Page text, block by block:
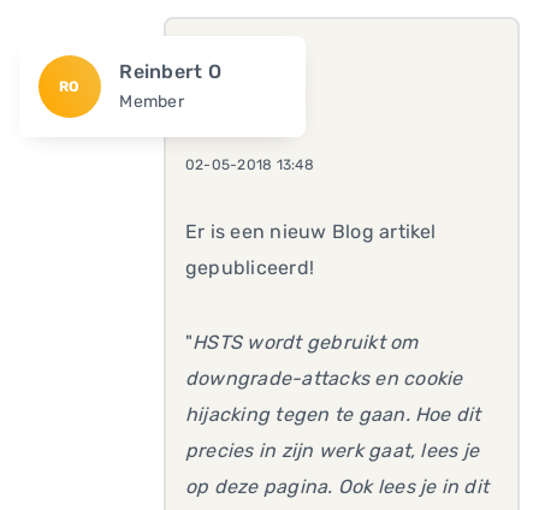
RO
Reinbert O
Member
02-05-2018 13:48
Er is een nieuw Blog artikel
gepubliceerd!
"HSTS wordt gebruikt om
downgrade-attacks en cookie
hijacking tegen te gaan. Hoe dit
precies in zijn werk gaat, lees je
op deze pagina. Ook lees je in dit